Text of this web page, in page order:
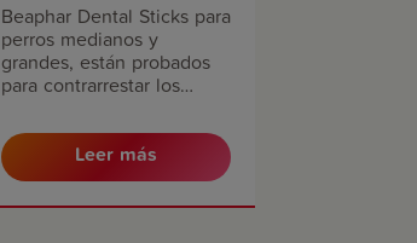
Beaphar Dental Sticks para
perros medianos y
grandes, están probados
para contrarrestar los
la caries dental, son anti-
sarro y anti-manchas.
Leer más